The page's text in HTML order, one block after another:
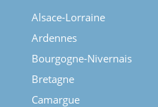
Alsace-Lorraine
Ardennes
Bourgogne-Nivernais
Bretagne
Camargue